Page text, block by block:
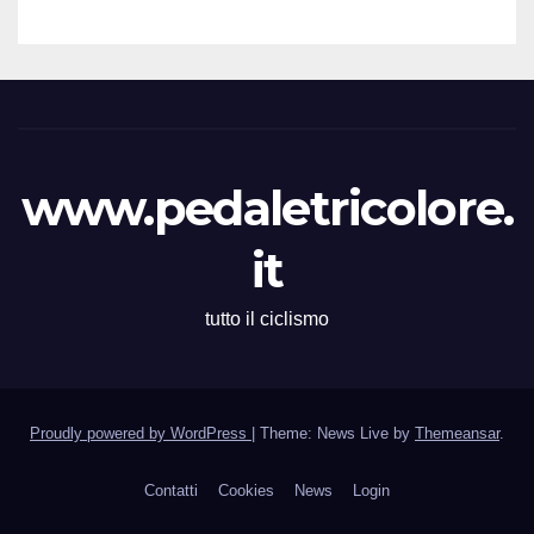
www.pedaletricolore.
it
tutto il ciclismo
Proudly powered by WordPress | Theme: News Live by Themeansar.
Contatti Cookies News Login